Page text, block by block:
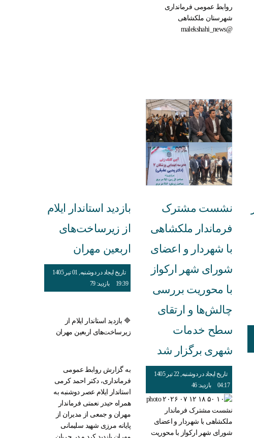
روابط عمومی فرمانداری
شهرستان ملکشاهی
@malekshahi_news
نشست مشترک
فرماندار ملکشاهی
با شهردار و اعضای
شورای شهر ارکواز
با محوریت بررسی
چالش‌ها و ارتقای
سطح خدمات
شهری برگزار شد
تاریخ ایجاد در دوشنبه, 22 تیر 1405
04:17
بازدید: 46
نشست مشترک فرماندار
ملکشاهی با شهردار و اعضای
شورای شهر ارکواز با محوریت
بازدید استاندار ایلام
از زیرساخت‌های
اربعین مهران
تاریخ ایجاد در دوشنبه, 01 تیر 1405
19:39
بازدید: 79
🔷 بازدید استاندار ایلام از
زیرساخت‌های اربعین مهران
به گزارش روابط عمومی
فرمانداری، دکتر احمد کرمی
استاندار ایلام عصر دوشنبه به
همراه حیدر نعمتی فرماندار
مهران و جمعی از مدیران از
پایانه مرزی شهید سلیمانی